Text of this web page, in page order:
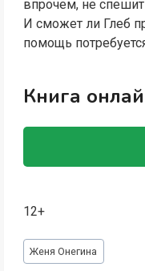
впрочем, не
И сможет ли Глеб
помощь
Книга
12+
Метки
записи:
Женя Онегина